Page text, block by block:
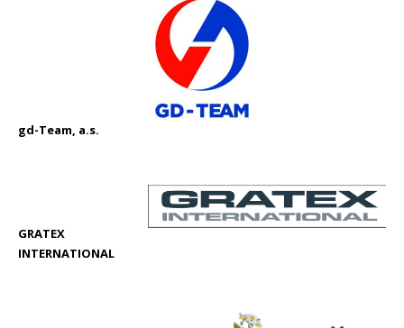
gd-Team, a.s.
GRATEX
INTERNATIONAL